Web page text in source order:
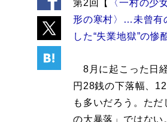
第2回【
〈一村の少
形の寒村〉…未曾有
した“失業地獄”の惨
8月に起こった日
円28銭の下落幅、
も多いだろう。た
の大暴落」ではない